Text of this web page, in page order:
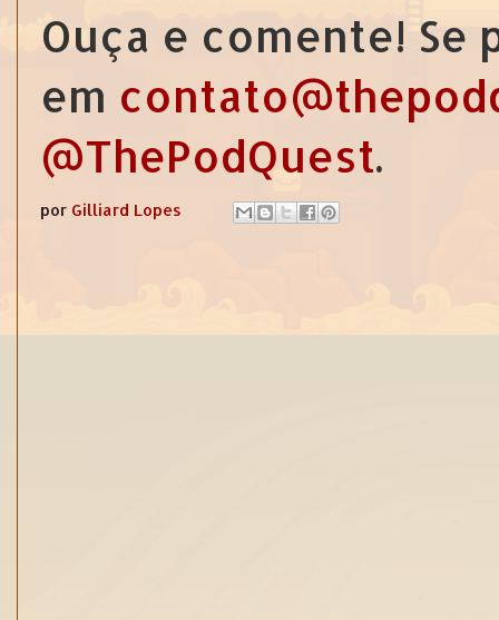
Ouça e comente!
em
@ThePodQuest.
por Gilliard Lopes